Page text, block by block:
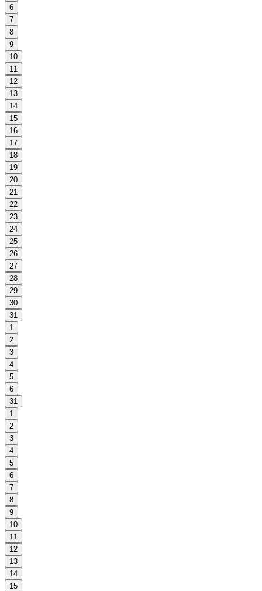
6
7
8
9
10
11
12
13
14
15
16
17
18
19
20
21
22
23
24
25
26
27
28
29
30
31
1
2
3
4
5
6
31
1
2
3
4
5
6
7
8
9
10
11
12
13
14
15